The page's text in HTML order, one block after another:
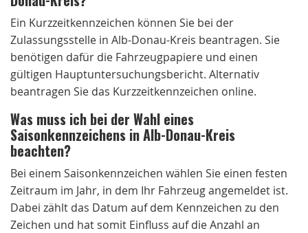
Ein Kurzzeitkennzeichen können Sie bei der
Zulassungsstelle in Alb-Donau-Kreis beantragen. Sie
benötigen dafür die Fahrzeugpapiere und einen
gültigen Hauptuntersuchungsbericht. Alternativ
beantragen Sie das Kurzzeitkennzeichen online.
Was muss ich bei der Wahl eines
Saisonkennzeichens in Alb-Donau-Kreis
beachten?
Bei einem Saisonkennzeichen wählen Sie einen festen
Zeitraum im Jahr, in dem Ihr Fahrzeug angemeldet ist.
Dabei zählt das Datum auf dem Kennzeichen zu den
Zeichen und hat somit Einfluss auf die Anzahl an